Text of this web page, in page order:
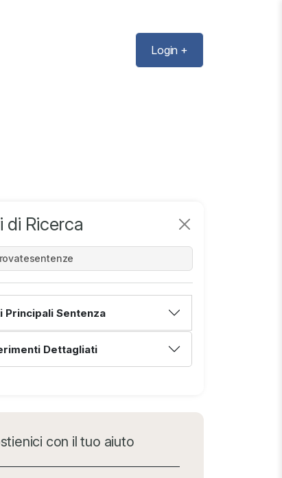
Login +
di Ricerca
sentenze
Principali Sentenza
Dettagliati
con il tuo aiuto